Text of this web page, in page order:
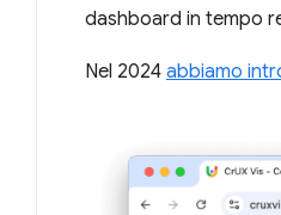
dashboard in tempo
Nel 2024 abbiamo